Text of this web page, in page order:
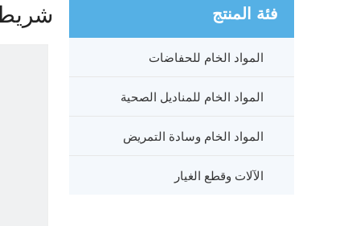
فئة المنتج
المواد الخام للحفاضات
المواد الخام للمناديل الصحية
المواد الخام وسادة التمريض
الآلات وقطع الغيار